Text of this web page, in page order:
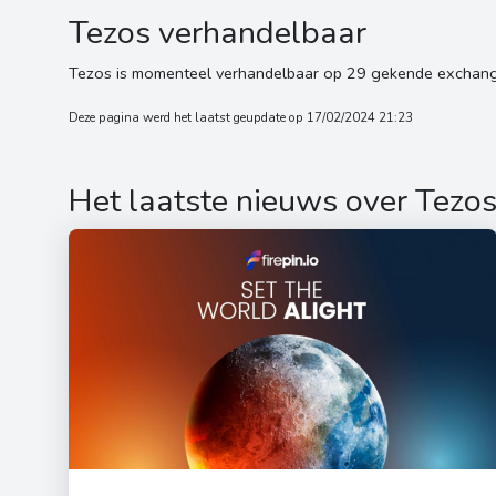
Tezos verhandelbaar
Tezos is momenteel verhandelbaar op 29 gekende
Deze pagina werd het laatst geupdate op 17/02/2024 21:23
Het laatste nieuws over Tezos